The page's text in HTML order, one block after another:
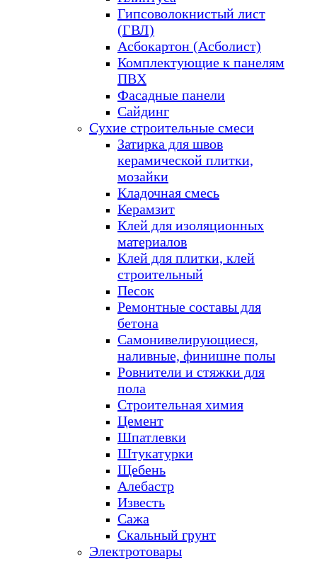
Гипсоволокнистый лист
(ГВЛ)
Асбокартон (Асболист)
Комплектующие к панелям
ПВХ
Фасадные панели
Сайдинг
Сухие строительные смеси
Затирка для швов
керамической плитки,
мозайки
Кладочная смесь
Керамзит
Клей для изоляционных
материалов
Клей для плитки, клей
строительный
Песок
Ремонтные составы для
бетона
Самонивелирующиеся,
наливные, финишне полы
Ровнители и стяжки для
пола
Строительная химия
Цемент
Шпатлевки
Штукатурки
Щебень
Алебастр
Известь
Сажа
Скальный грунт
Электротовары